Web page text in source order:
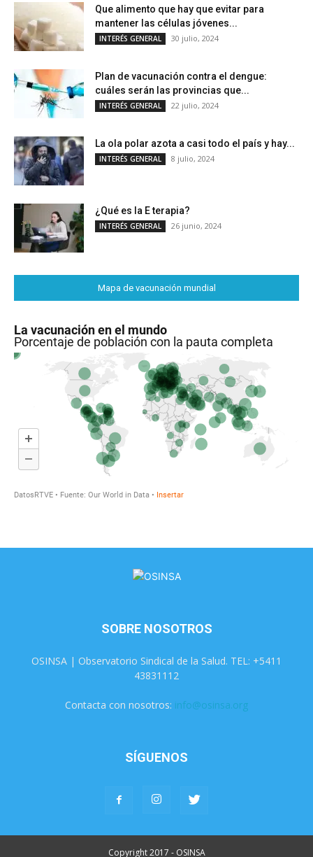
Que alimento que hay que evitar para
mantener las células jóvenes...
INTERÉS GENERAL 30 julio, 2024
Plan de vacunación contra el dengue:
cuáles serán las provincias que...
INTERÉS GENERAL 22 julio, 2024
La ola polar azota a casi todo el país y hay...
INTERÉS GENERAL 8 julio, 2024
¿Qué es la E terapia?
INTERÉS GENERAL 26 junio, 2024
Mapa de vacunación mundial
SOBRE NOSOTROS
OSINSA | Observatorio Sindical de la Salud. TEL: +5411
43831112
Contacta con nosotros: info@osinsa.org
SÍGUENOS
Copyright 2017 - OSINSA